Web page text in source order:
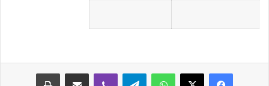
فيسبوك‫X واتسابتيلقرامڤايبر مشاركة عبر البريد طباعة